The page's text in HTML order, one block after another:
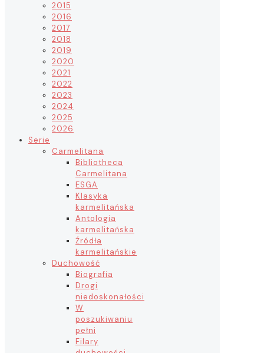
2015
2016
2017
2018
2019
2020
2021
2022
2023
2024
2025
2026
Serie
Carmelitana
Bibliotheca
Carmelitana
ESGA
Klasyka
karmelitańska
Antologia
karmelitańska
Źródła
karmelitańskie
Duchowość
Biografia
Drogi
niedoskonałości
W
poszukiwaniu
pełni
Filary